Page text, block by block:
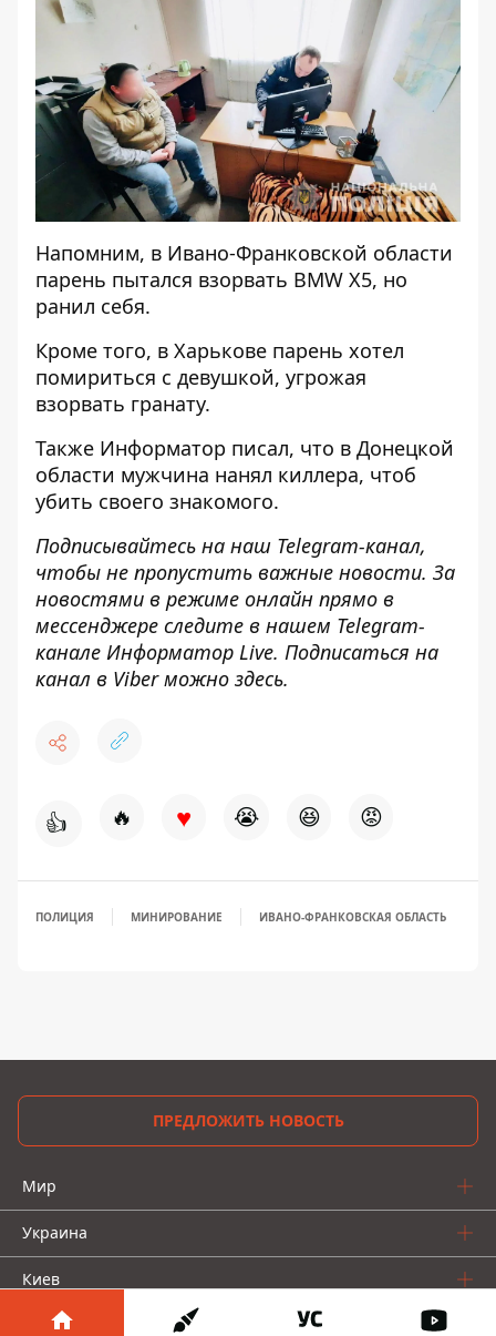
Напомним, в Ивано-Франковской области
парень пытался взорвать BMW X5, но
ранил себя.
Кроме того, в Харькове парень хотел
помириться с девушкой, угрожая
взорвать гранату.
Также Информатор писал, что в Донецкой
области мужчина нанял киллера, чтоб
убить своего знакомого.
Подписывайтесь на наш Telegram-канал,
чтобы не пропустить важные новости. За
новостями в режиме онлайн прямо в
мессенджере следите в нашем Telegram-
канале Информатор Live. Подписаться на
канал в Viber можно здесь.
👍 🔥 ♥ 😭 😆 😡
ПОЛИЦИЯ МИНИРОВАНИЕ ИВАНО-ФРАНКОВСКАЯ ОБЛАСТЬ
ПРЕДЛОЖИТЬ НОВОСТЬ
Мир
Украина
Киев
Регионы